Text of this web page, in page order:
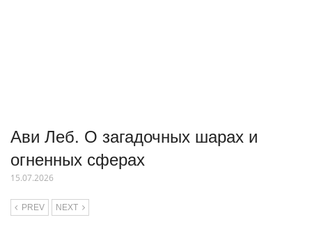
Ави Леб. О загадочных шарах и
огненных сферах
15.07.2026
PREV NEXT